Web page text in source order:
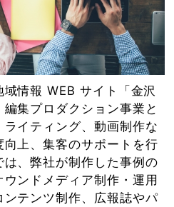
情報 WEB サイト「⾦沢
集プロダクション事業と
イティング、動画制作な
上、集客のサポートを⾏
、弊社が制作した事例の
ンドメディア制作・運用
テンツ制作、広報誌やパ